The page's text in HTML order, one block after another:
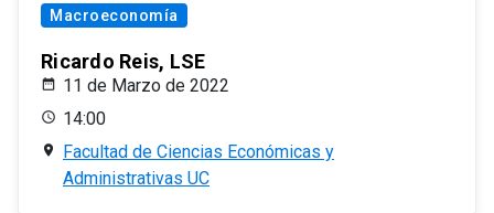
Macroeconomía
Ricardo Reis, LSE
11 de Marzo de 2022
14:00
Facultad de Ciencias Económicas y
Administrativas UC